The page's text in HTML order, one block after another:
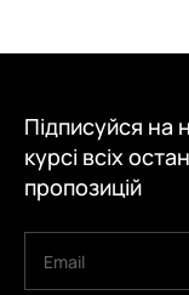
Підписуйся
курсі всіх
пропозицій